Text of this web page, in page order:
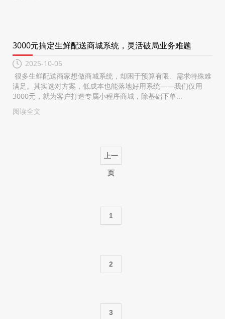
3000元搞定生鲜配送商城系统，灵活破局业务难题
2025-10-05
很多生鲜配送商家想做商城系统，却困于预算有限、需求特殊难
满足。其实选对方案，低成本也能落地好用系统——我们仅用
3000元，就为客户打造专属小程序商城，除基础下单...
阅读全文
上一
页
1
2
3